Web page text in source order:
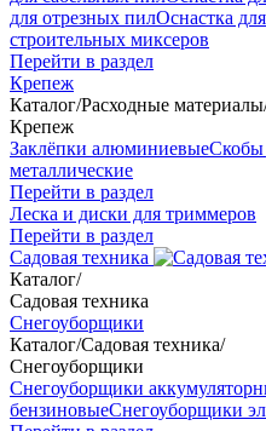
для отрезных пилОснастка
строительных миксеров
Перейти в раздел
Крепеж
Каталог/Расходные материалы
Крепеж
Заклёпки алюминиевыеСкобы
металлические
Перейти в раздел
Леска и диски для триммеров
Перейти в раздел
Садовая техника
Каталог/
Садовая техника
Снегоуборщики
Каталог/Садовая техника/
Снегоуборщики
Снегоуборщики
бензиновыеСнегоуборщики